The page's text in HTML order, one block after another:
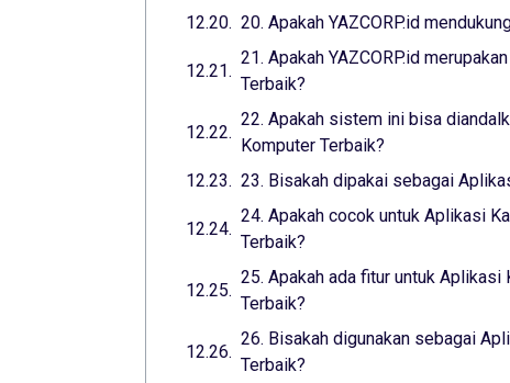
20. Apakah YAZCORP.id
21. Apakah YAZCORP.id
Terbaik?
22. Apakah sistem ini bisa
Komputer Terbaik?
23. Bisakah dipakai sebagai
24. Apakah cocok untuk Aplikasi
Terbaik?
25. Apakah ada fitur untuk
Terbaik?
26. Bisakah digunakan sebagai
Terbaik?